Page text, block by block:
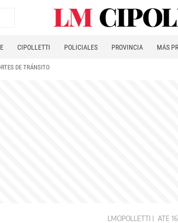
CIPOLLETTI POLICIALES PROVINCIA MÁS
DE TRÁNSITO
LMCIPOLLETTI ATE